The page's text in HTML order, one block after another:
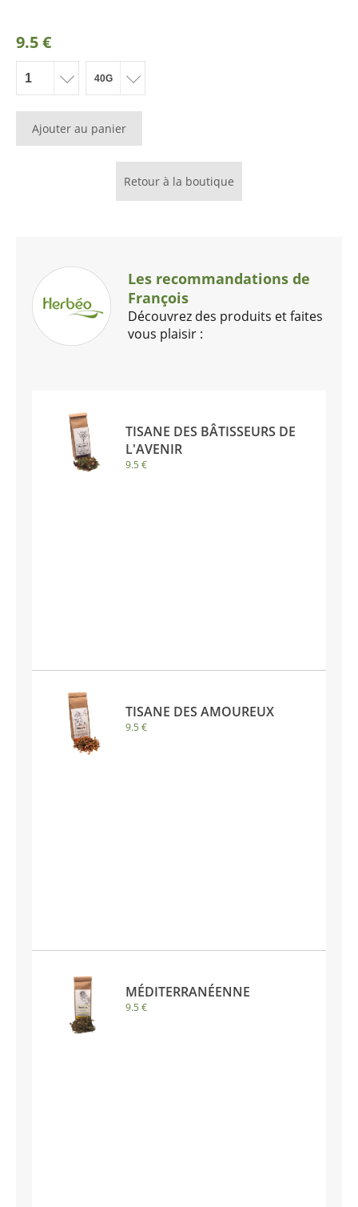
9.5 €
Ajouter au panier
Retour à la boutique
Les recommandations de
François
Découvrez des produits et faites
vous plaisir :
TISANE DES BÂTISSEURS DE
L'AVENIR
9.5 €
TISANE DES AMOUREUX
9.5 €
MÉDITERRANÉENNE
9.5 €